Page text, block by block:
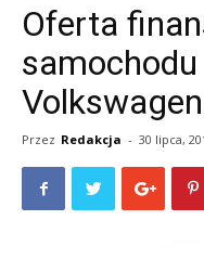
Oferta
Volkswagen
Przez Redakcja - 30 lipca,